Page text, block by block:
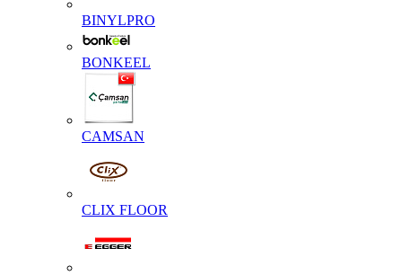
BINYLPRO
BONKEEL
CAMSAN
CLIX FLOOR